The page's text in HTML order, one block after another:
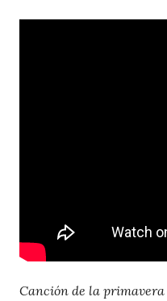
Canción de la primavera